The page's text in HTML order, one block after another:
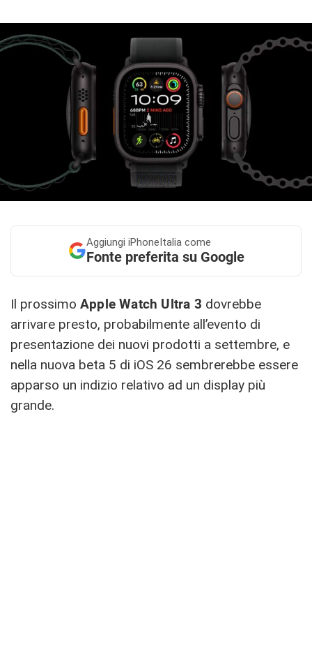
Aggiungi iPhoneItalia come
Fonte preferita su Google
Il prossimo Apple Watch Ultra 3 dovrebbe
arrivare presto, probabilmente all’evento di
presentazione dei nuovi prodotti a settembre, e
nella nuova beta 5 di iOS 26 sembrerebbe essere
apparso un indizio relativo ad un display più
grande.